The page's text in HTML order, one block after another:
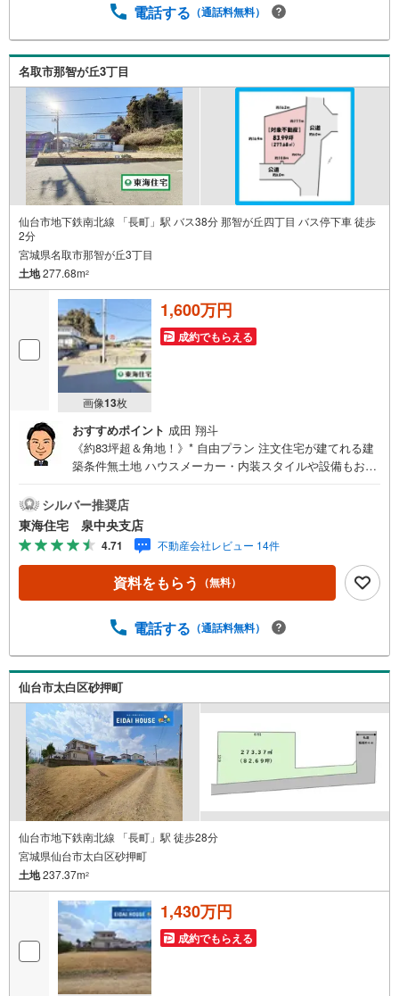
タッフが丁寧な対応と説明でサポート致します。●○●○●○●
電話する （通話料無料）
名取市那智が丘3丁目
仙台市地下鉄南北線 「長町」駅 バス38分 那智が丘四丁目 バス停下車 徒歩
2分
宮城県名取市那智が丘3丁目
土地277.68m2
画像13枚
1,600万円
成約でもらえる
おすすめポイント 成田 翔斗
《約83坪超＆角地！》* 自由プラン 注文住宅が建てれる建
築条件無土地 ハウスメーカー・内装スタイルや設備もお選
歩8分 アピールポイント *■自分に合ったスケジュールで間
取りなどを選ぶことができます ■お好きなハウスメーカー
で自由設計が可能な条件無し土地*。■選べる外観＆自由な
間取り・設備・仕様 ■車の出し入れラクチン！前面道路も
約6m〇。■南仙台駅行きバス停まで徒歩2分 周辺環境 *・那
智が丘小学校:徒歩8分・みどり台中学校:徒歩11分・セブン
問い合わせについて *・当日のご予約も承っております！
相談、資料請求も大歓迎です ⇒お電話に抵抗がある方も安
心してお問い合わせください
シルバー推奨店
東海住宅 泉中央支店
4.71 不動産会社レビュー 14件
資料をもらう （無料）
電話する （通話料無料）
仙台市太白区砂押町
仙台市地下鉄南北線 「長町」駅 徒歩28分
宮城県仙台市太白区砂押町
土地237.37m2
1,430万円
成約でもらえる